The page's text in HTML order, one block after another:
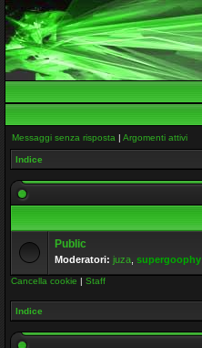
Messaggi senza risposta | Argomenti attivi
Indice
Public
Moderatori: juza supergoophy
Cancella cookie | Staff
Indice